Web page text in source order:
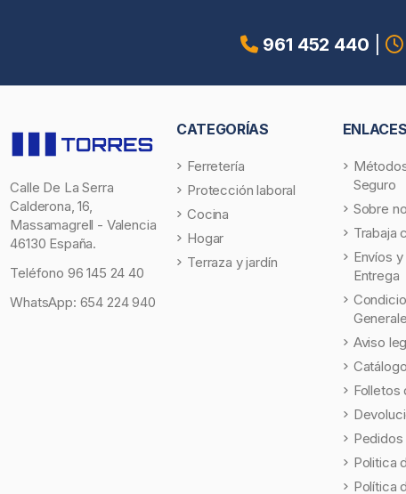
961 452 440
Calle De La Serra
Calderona, 16,
Massamagrell - Valencia
46130 España.
Teléfono 96 145 24 40
WhatsApp: 654 224 940
CATEGORÍAS
Ferretería
Protección laboral
Cocina
Hogar
Terraza y jardín
ENLACES
Seguro
Sobre
Trabaja
Envíos
Entrega
Aviso
Folletos
Pedidos
Politica
Política